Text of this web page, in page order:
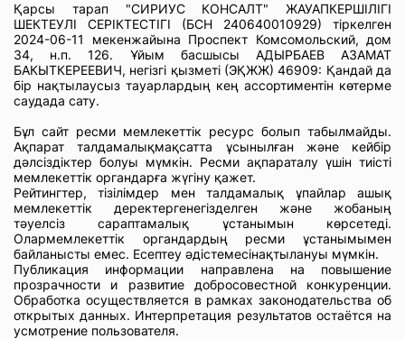
Қарсы тарап "СИРИУС КОНСАЛТ" ЖАУАПКЕРШІЛІГІ
ШЕКТЕУЛІ СЕРІКТЕСТІГІ (БСН 240640010929) тіркелген
2024-06-11 мекенжайына Проспект Комсомольский, дом
34, н.п. 126. Ұйым басшысы АДЫРБАЕВ АЗАМАТ
БАКЫТКЕРЕЕВИЧ, негізгі қызметі (ЭҚЖЖ) 46909: Қандай да
бір нақтылаусыз тауарлардың кең ассортиментін көтерме
саудада сату.
Бұл сайт ресми мемлекеттік ресурс болып табылмайды.
Ақпарат талдамалықмақсатта ұсынылған және кейбір
дәлсіздіктер болуы мүмкін. Ресми ақпараталу үшін тиісті
мемлекеттік органдарға жүгіну қажет.
Рейтингтер, тізілімдер мен талдамалық ұпайлар ашық
мемлекеттік деректергенегізделген және жобаның
тәуелсіз сараптамалық ұстанымын көрсетеді.
Олармемлекеттік органдардың ресми ұстанымымен
байланысты емес. Есептеу әдістемесінақтылануы мүмкін.
Публикация информации направлена на повышение
прозрачности и развитие добросовестной конкуренции.
Обработка осуществляется в рамках законодательства об
открытых данных. Интерпретация результатов остаётся на
усмотрение пользователя.